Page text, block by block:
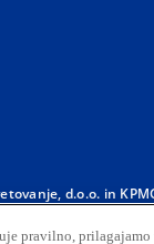
d.o.o. in
pravilno,